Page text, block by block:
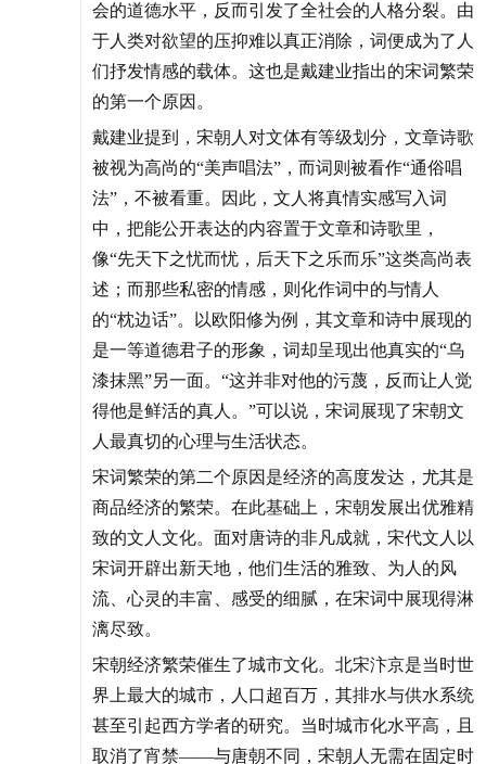
会的道德水平，反而引发了全社会的人格分裂。由
于人类对欲望的压抑难以真正消除，词便成为了人
们抒发情感的载体。这也是戴建业指出的宋词繁荣
的第一个原因。
戴建业提到，宋朝人对文体有等级划分，文章诗歌
被视为高尚的“美声唱法”，而词则被看作“通俗唱
法”，不被看重。因此，文人将真情实感写入词
中，把能公开表达的内容置于文章和诗歌里，
像“先天下之忧而忧，后天下之乐而乐”这类高尚表
述；而那些私密的情感，则化作词中的与情人
的“枕边话”。以欧阳修为例，其文章和诗中展现的
是一等道德君子的形象，词却呈现出他真实的“乌
漆抹黑”另一面。“这并非对他的污蔑，反而让人觉
得他是鲜活的真人。”可以说，宋词展现了宋朝文
人最真切的心理与生活状态。
宋词繁荣的第二个原因是经济的高度发达，尤其是
商品经济的繁荣。在此基础上，宋朝发展出优雅精
致的文人文化。面对唐诗的非凡成就，宋代文人以
宋词开辟出新天地，他们生活的雅致、为人的风
流、心灵的丰富、感受的细腻，在宋词中展现得淋
漓尽致。
宋朝经济繁荣催生了城市文化。北宋汴京是当时世
界上最大的城市，人口超百万，其排水与供水系统
甚至引起西方学者的研究。当时城市化水平高，且
取消了宵禁——与唐朝不同，宋朝人无需在固定时